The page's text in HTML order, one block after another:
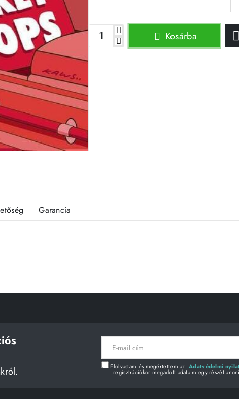
Kosárba
Garancia
E-
mail
Elolvastam és megértettem az Adatvédelmi
regisztrációkor megadott adataim egy részét